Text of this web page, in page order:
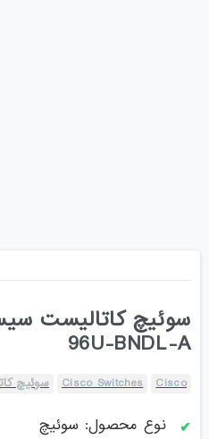
96U-BNDL-A
Cisco
Cisco Switches سوئیچ
نوع محصول: سوئیچ